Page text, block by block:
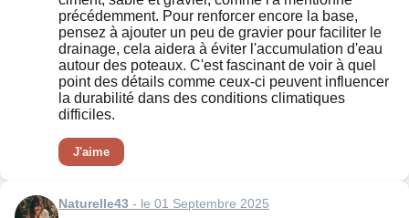
précédemment. Pour renforcer encore la base,
pensez à ajouter un peu de gravier pour faciliter le
drainage, cela aidera à éviter l'accumulation d'eau
autour des poteaux. C'est fascinant de voir à quel
point des détails comme ceux-ci peuvent influencer
la durabilité dans des conditions climatiques
difficiles.
J'aime
Naturelle43 - le 01 Septembre 2025